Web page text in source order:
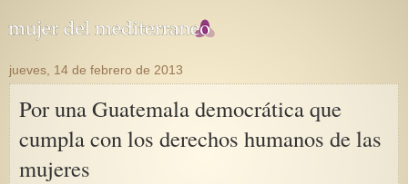
jueves, 14 de febrero de 2013
Por una Guatemala democrática que
cumpla con los derechos humanos de las
mujeres